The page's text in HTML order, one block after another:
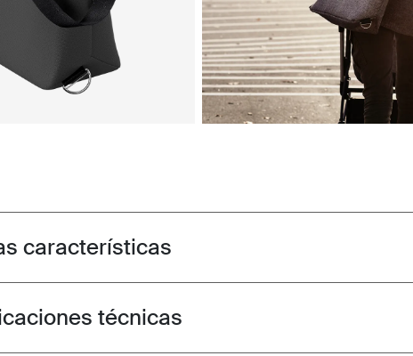
Toggle features
características
Toggle techspec
técnicas